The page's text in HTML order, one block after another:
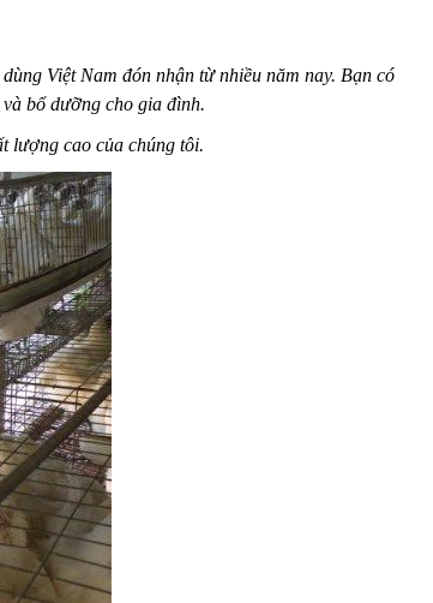
Việt Nam đón nhận từ nhiều năm nay. Bạn có
bổ dưỡng cho gia đình.
lượng cao của chúng tôi.